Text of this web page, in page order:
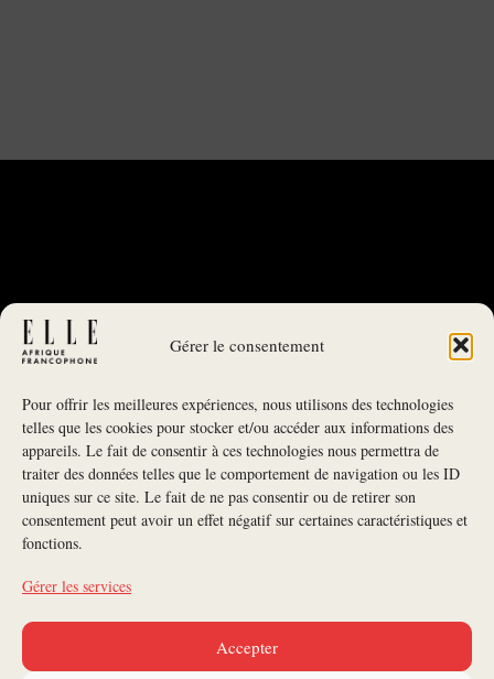
Gérer le consentement
Pour offrir les meilleures expériences, nous utilisons des technologies
telles que les cookies pour stocker et/ou accéder aux informations des
appareils. Le fait de consentir à ces technologies nous permettra de
traiter des données telles que le comportement de navigation ou les ID
uniques sur ce site. Le fait de ne pas consentir ou de retirer son
consentement peut avoir un effet négatif sur certaines caractéristiques et
fonctions.
Gérer les services
Accepter
NEWSLETTER